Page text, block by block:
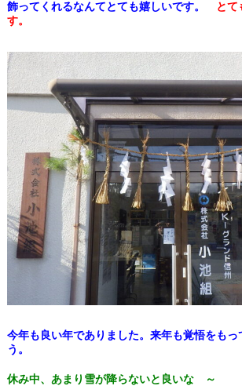
飾ってくれるなんてとても嬉しいです。
とて
す。
今年も良い年でありました。来年も覚悟をもっ
う。
休み中、あまり雪が降らないと良いな ～